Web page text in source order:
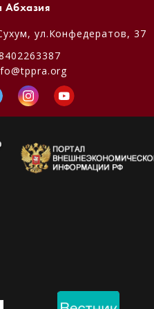
Абхазия
ул.Конфедератов, 37